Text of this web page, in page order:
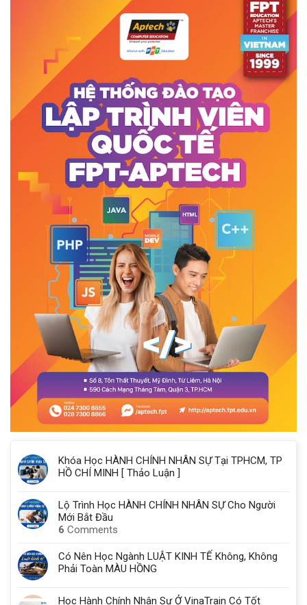
Khóa Học HÀNH CHÍNH NHÂN SỰ Tại TPHCM, TP
HỒ CHÍ MINH [ Thảo Luận ]
Lộ Trình Học HÀNH CHÍNH NHÂN SỰ Cho Người
Mới Bắt Đầu
6 Comments
Có Nên Học Ngành LUẬT KINH TẾ Không, Không
Phải Toàn MÀU HỒNG
Học Hành Chính Nhân Sự Ở VinaTrain Có Tốt